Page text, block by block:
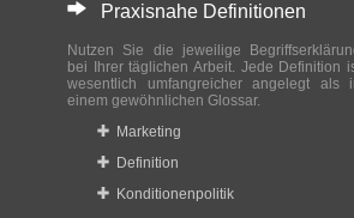
Praxisnahe Definitionen
Nutzen Sie die jeweilige
bei Ihrer täglichen Arbeit. Jede Definition
wesentlich umfangreicher angelegt als
einem gewöhnlichen Glossar.
Marketing
Definition
Konditionenpolitik